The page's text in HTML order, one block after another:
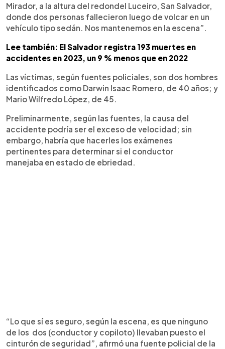
Mirador, a la altura del redondel Luceiro, San Salvador,
donde dos personas fallecieron luego de volcar en un
vehículo tipo sedán. Nos mantenemos en la escena”.
Lee también: El Salvador registra 193 muertes en
accidentes en 2023, un 9 % menos que en 2022
Las víctimas, según fuentes policiales, son dos hombres
identificados como Darwin Isaac Romero, de 40 años; y
Mario Wilfredo López, de 45.
Preliminarmente, según las fuentes, la causa del
accidente podría ser el exceso de velocidad; sin
embargo, habría que hacerles los exámenes
pertinentes para determinar si el conductor
manejaba en estado de ebriedad.
“Lo que sí es seguro, según la escena, es que ninguno
de los dos (conductor y copiloto) llevaban puesto el
cinturón de seguridad”, afirmó una fuente policial de la